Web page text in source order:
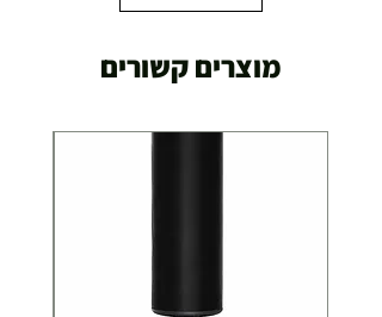
מוצרים קשורים